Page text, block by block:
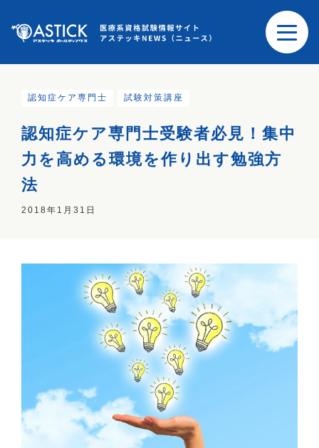
認知症ケア専門士 試験対策講座
認知症ケア専門士受験者必見！集中
力を高める環境を作り出す勉強方
法
2018年1月31日